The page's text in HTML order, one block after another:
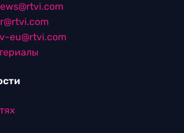
eu@rtvi.com